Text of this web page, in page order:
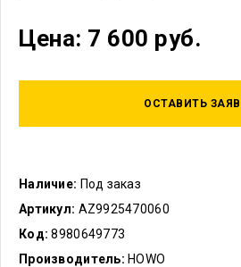
Наличие: Под заказ
Артикул: AZ9925470060
Код: 8980649773
Производитель: HOWO
Цена: 7 600 руб.
ОСТАВИТЬ